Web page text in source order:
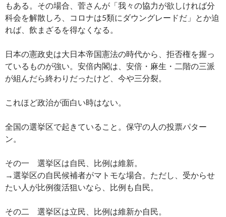
もある。その場合、菅さんが「我々の協力が欲しければ分
科会を解散しろ、コロナは5類にダウングレードだ」とか迫
れば、飲まざるを得なくなる。
日本の憲政史は大日本帝国憲法の時代から、拒否権を握っ
ているものが強い。安倍内閣は、安倍・麻生・二階の三派
が組んだら終わりだったけど、今や三分裂。
これほど政治が面白い時はない。
全国の選挙区で起きていること。保守の人の投票パター
ン。
その一 選挙区は自民、比例は維新。
→選挙区の自民候補者がマトモな場合。ただし、受からせ
たい人が比例復活狙いなら、比例も自民。
その二 選挙区は立民、比例は維新か自民。